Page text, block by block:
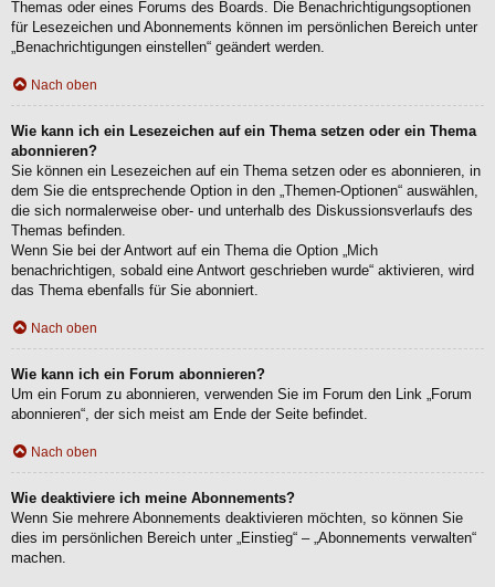
Themas oder eines Forums des Boards. Die Benachrichtigungsoptionen
für Lesezeichen und Abonnements können im persönlichen Bereich unter
„Benachrichtigungen einstellen“ geändert werden.
Nach oben
Wie kann ich ein Lesezeichen auf ein Thema setzen oder ein Thema
abonnieren?
Sie können ein Lesezeichen auf ein Thema setzen oder es abonnieren, in
dem Sie die entsprechende Option in den „Themen-Optionen“ auswählen,
die sich normalerweise ober- und unterhalb des Diskussionsverlaufs des
Themas befinden.
Wenn Sie bei der Antwort auf ein Thema die Option „Mich
benachrichtigen, sobald eine Antwort geschrieben wurde“ aktivieren, wird
das Thema ebenfalls für Sie abonniert.
Nach oben
Wie kann ich ein Forum abonnieren?
Um ein Forum zu abonnieren, verwenden Sie im Forum den Link „Forum
abonnieren“, der sich meist am Ende der Seite befindet.
Nach oben
Wie deaktiviere ich meine Abonnements?
Wenn Sie mehrere Abonnements deaktivieren möchten, so können Sie
dies im persönlichen Bereich unter „Einstieg“ – „Abonnements verwalten“
machen.